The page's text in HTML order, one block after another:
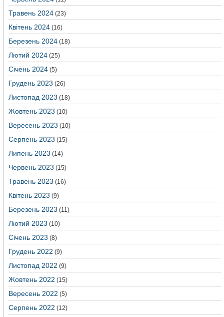
Травень 2024 (23)
Квітень 2024 (16)
Березень 2024 (18)
Лютий 2024 (25)
Січень 2024 (5)
Грудень 2023 (26)
Листопад 2023 (18)
Жовтень 2023 (10)
Вересень 2023 (10)
Серпень 2023 (15)
Липень 2023 (14)
Червень 2023 (15)
Травень 2023 (16)
Квітень 2023 (9)
Березень 2023 (11)
Лютий 2023 (10)
Січень 2023 (8)
Грудень 2022 (9)
Листопад 2022 (9)
Жовтень 2022 (15)
Вересень 2022 (5)
Серпень 2022 (12)